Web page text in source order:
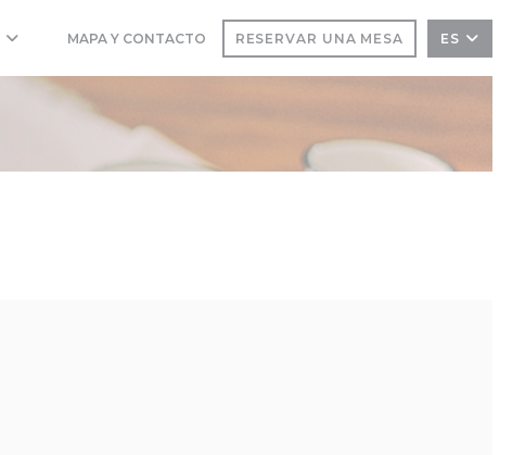
((ABRE EN UNA NUEVA VENTANA))
((ABRE EN UNA NUEVA VENTANA))
MAPA Y CONTACTO RESERVAR UNA MESA ES